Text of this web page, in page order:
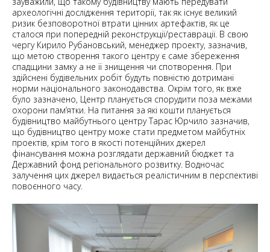
археологічні дослідження території, так як існує великий
ризик безповоротної втрати цінних артефактів, як це
сталося при попередній реконструкції/реставрації. В свою
чергу Кирило Рубановський, менеджер проекту, зазначив,
що метою створення такого центру є саме збереження
спадщини замку а не її знищення чи спотворення. При
здійснені будівельних робіт будуть повністю дотримані
норми національного законодавства. Окрім того, як вже
було зазначено, Центр планується спорудити поза межами
охорони пам’ятки. На питання за які кошти планується
будівництво майбутнього центру Тарас Юрчило зазначив,
що будівництво центру може стати предметом майбутніх
проектів, крім того в якості потенційних джерел
фінансування можна розглядати державний бюджет та
Державний фонд регіонального розвитку. Водночас
залучення цих джерел видається реалістичним в перспективі
повоєнного часу.